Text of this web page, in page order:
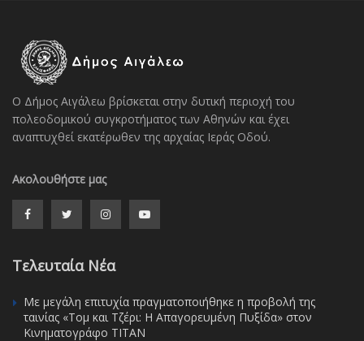
Ο Δήμος Αιγάλεω βρίσκεται στην δυτική περιοχή του
πολεοδομικού συγκροτήματος των Αθηνών και έχει
αναπτυχθεί εκατέρωθεν της αρχαίας Ιεράς Οδού.
Ακολουθήστε μας
Τελευταία Νέα
Με μεγάλη επιτυχία πραγματοποιήθηκε η προβολή της
ταινίας «Τομ και Τζέρι: Η Απαγορευμένη Πυξίδα» στον
Κινηματογράφο ΤΙΤΑΝ